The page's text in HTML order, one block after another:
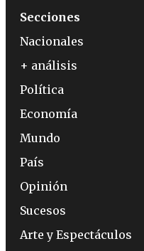
Secciones
Nacionales
+ análisis
Política
Economía
Mundo
País
Opinión
Sucesos
Arte y Espectáculos